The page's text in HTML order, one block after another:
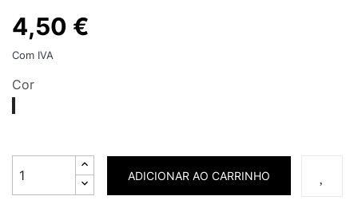
4,50 €
Com IVA
Cor
Bang
ADICIONAR AO CARRINHO